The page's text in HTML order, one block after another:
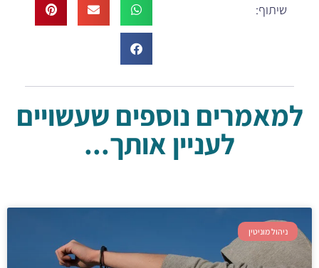
שיתוף:
למאמרים נוספים שעשויים
לעניין אותך...
ניהול מוניטין